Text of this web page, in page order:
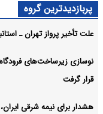
پربازدیدترین گروه
علت تأخیر پرواز تهران ـ
نوسازی زیرساخت‌های
قرار گرفت
هشدار برای نیمه شرقی